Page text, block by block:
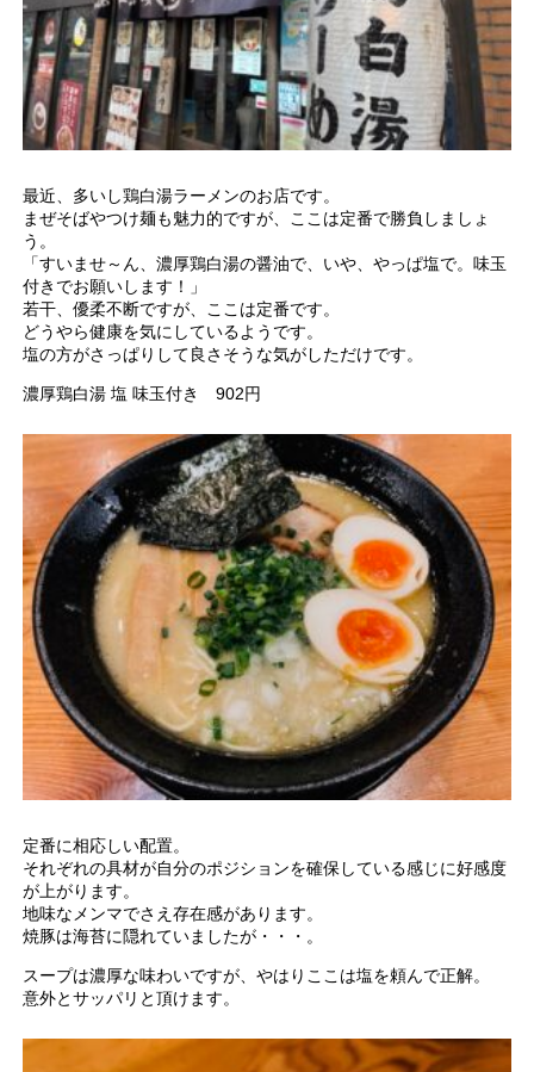
最近、多いし鶏白湯ラーメンのお店です。
まぜそばやつけ麺も魅力的ですが、ここは定番で勝負しましょ
う。
「すいませ～ん、濃厚鶏白湯の醤油で、いや、やっぱ塩で。味玉
付きでお願いします！」
若干、優柔不断ですが、ここは定番です。
どうやら健康を気にしているようです。
塩の方がさっぱりして良さそうな気がしただけです。
濃厚鶏白湯 塩 味玉付き 902円
定番に相応しい配置。
それぞれの具材が自分のポジションを確保している感じに好感度
が上がります。
地味なメンマでさえ存在感があります。
焼豚は海苔に隠れていましたが・・・。
スープは濃厚な味わいですが、やはりここは塩を頼んで正解。
意外とサッパリと頂けます。